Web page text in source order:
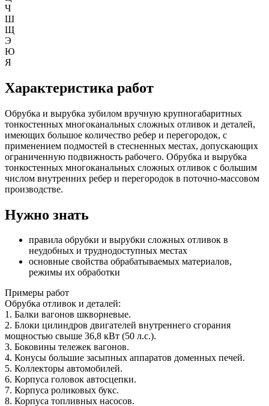
Ч
Ш
Щ
Э
Ю
Я
Характеристика работ
Обрубка и вырубка зубилом вручную крупногабаритных
тонкостенных многоканальных сложных отливок и деталей,
имеющих большое количество ребер и перегородок, с
применением подмостей в стесненных местах, допускающих
ограниченную подвижность рабочего. Обрубка и вырубка
тонкостенных многоканальных сложных отливок с большим
числом внутренних ребер и перегородок в поточно-массовом
производстве.
Нужно знать
правила обрубки и вырубки сложных отливок в
неудобных и труднодоступных местах
основные свойства обрабатываемых материалов,
режимы их обработки
Примеры работ
Обрубка отливок и деталей:
1. Балки вагонов шкворневые.
2. Блоки цилиндров двигателей внутреннего сгорания
мощностью свыше 36,8 кВт (50 л.с.).
3. Боковины тележек вагонов.
4. Конусы большие засыпных аппаратов доменных печей.
5. Коллекторы автомобилей.
6. Корпуса головок автосцепки.
7. Корпуса роликовых букс.
8. Корпуса топливных насосов.